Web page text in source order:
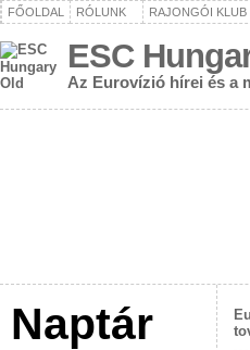
FŐOLDAL RÓLUNK RAJONGÓI KLUB
ESC
Az Eurovízió hírei és a
Naptár